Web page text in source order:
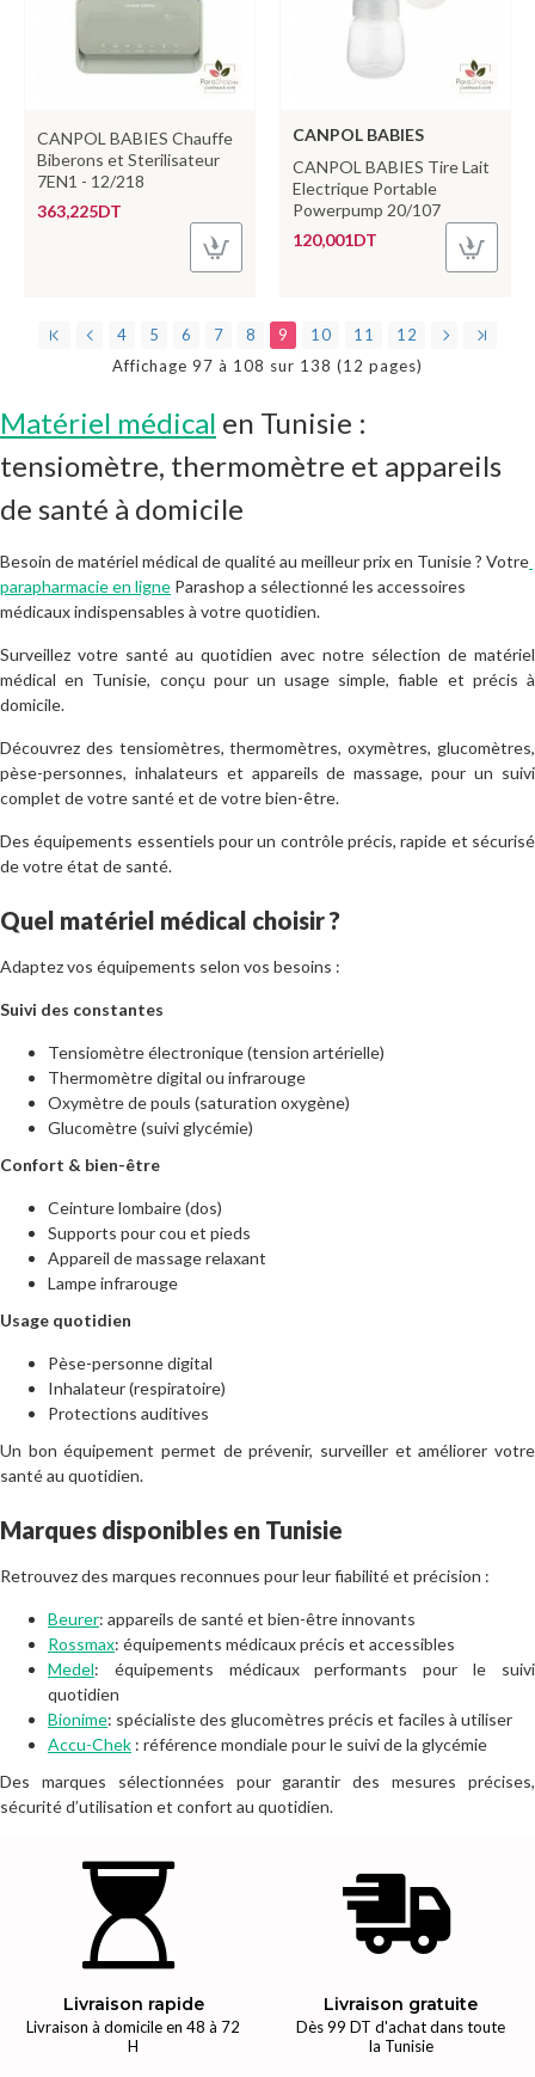
CANPOL BABIES Chauffe
Biberons et Sterilisateur
7EN1 - 12/218
363,225DT
CANPOL BABIES
CANPOL BABIES Tire Lait
Electrique Portable
Powerpump 20/107
120,001DT
4 5 6 7 8 9 10 11
12
Affichage 97 à 108 sur 138 (12 pages)
Matériel médical en Tunisie :
tensiomètre, thermomètre et appareils
de santé à domicile
Besoin de matériel médical de qualité au meilleur prix en Tunisie ? Votre
parapharmacie en ligne Parashop a sélectionné les accessoires
médicaux indispensables à votre quotidien.
Surveillez votre santé au quotidien avec notre sélection de matériel
médical en Tunisie, conçu pour un usage simple, fiable et précis à
domicile.
Découvrez des tensiomètres, thermomètres, oxymètres, glucomètres,
pèse-personnes, inhalateurs et appareils de massage, pour un suivi
complet de votre santé et de votre bien-être.
Des équipements essentiels pour un contrôle précis, rapide et sécurisé
de votre état de santé.
Quel matériel médical choisir ?
Adaptez vos équipements selon vos besoins :
Suivi des constantes
Tensiomètre électronique (tension artérielle)
Thermomètre digital ou infrarouge
Oxymètre de pouls (saturation oxygène)
Glucomètre (suivi glycémie)
Confort & bien-être
Ceinture lombaire (dos)
Supports pour cou et pieds
Appareil de massage relaxant
Lampe infrarouge
Usage quotidien
Pèse-personne digital
Inhalateur (respiratoire)
Protections auditives
Un bon équipement permet de prévenir, surveiller et améliorer votre
santé au quotidien.
Marques disponibles en Tunisie
Retrouvez des marques reconnues pour leur fiabilité et précision :
Beurer: appareils de santé et bien-être innovants
Rossmax: équipements médicaux précis et accessibles
Medel: équipements médicaux performants pour le suivi
quotidien
Bionime: spécialiste des glucomètres précis et faciles à utiliser
Accu-Chek : référence mondiale pour le suivi de la glycémie
Des marques sélectionnées pour garantir des mesures précises,
sécurité d’utilisation et confort au quotidien.
Livraison rapide
Livraison à domicile en 48 à 72
H
Livraison gratuite
Dès 99 DT d'achat dans toute
la Tunisie